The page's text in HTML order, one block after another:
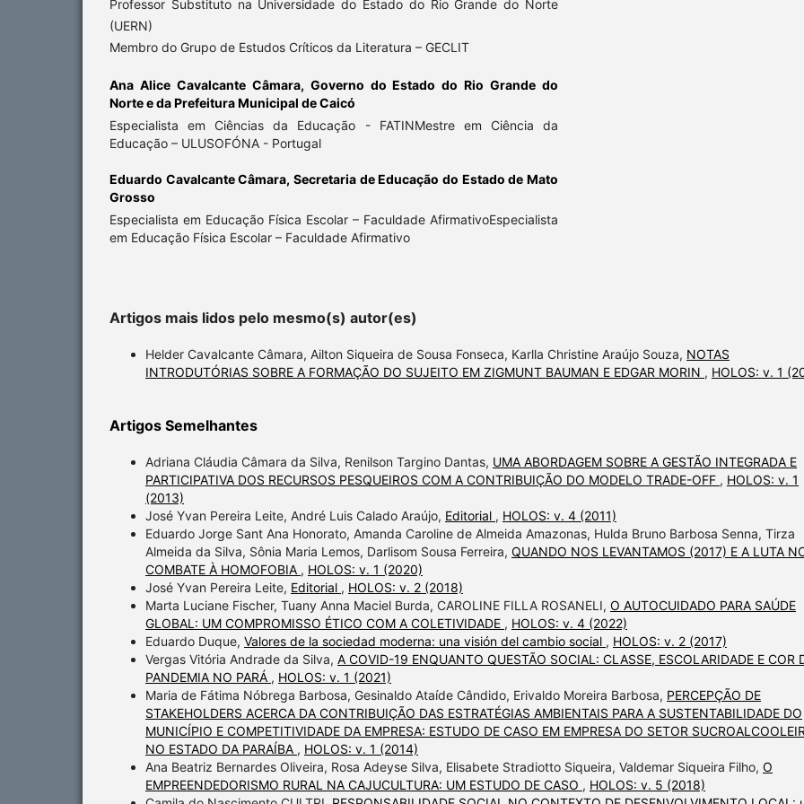
Professor Substituto na Universidade do Estado do Rio Grande do Norte
(UERN)
Membro do Grupo de Estudos Críticos da Literatura – GECLIT
Ana Alice Cavalcante Câmara, Governo do Estado do Rio Grande do
Norte e da Prefeitura Municipal de Caicó
Especialista em Ciências da Educação - FATINMestre em Ciência da
Educação – ULUSOFÓNA - Portugal
Eduardo Cavalcante Câmara, Secretaria de Educação do Estado de Mato
Grosso
Especialista em Educação Física Escolar – Faculdade AfirmativoEspecialista
em Educação Física Escolar – Faculdade Afirmativo
Artigos mais lidos pelo mesmo(s) autor(es)
Helder Cavalcante Câmara, Ailton Siqueira de Sousa Fonseca, Karlla Christine Araújo Souza, NOTAS
INTRODUTÓRIAS SOBRE A FORMAÇÃO DO SUJEITO EM ZIGMUNT BAUMAN E EDGAR MORIN , HOLOS: v. 1
Artigos Semelhantes
Adriana Cláudia Câmara da Silva, Renilson Targino Dantas, UMA ABORDAGEM SOBRE A GESTÃO INTEGRADA E
PARTICIPATIVA DOS RECURSOS PESQUEIROS COM A CONTRIBUIÇÃO DO MODELO TRADE-OFF , HOLOS: v. 1
(2013)
José Yvan Pereira Leite, André Luis Calado Araújo, Editorial , HOLOS: v. 4 (2011)
Eduardo Jorge Sant Ana Honorato, Amanda Caroline de Almeida Amazonas, Hulda Bruno Barbosa Senna, Tirza
Almeida da Silva, Sônia Maria Lemos, Darlisom Sousa Ferreira, QUANDO NOS LEVANTAMOS (2017) E A LUTA
COMBATE À HOMOFOBIA , HOLOS: v. 1 (2020)
José Yvan Pereira Leite, Editorial , HOLOS: v. 2 (2018)
Marta Luciane Fischer, Tuany Anna Maciel Burda, CAROLINE FILLA ROSANELI, O AUTOCUIDADO PARA SAÚDE
GLOBAL: UM COMPROMISSO ÉTICO COM A COLETIVIDADE , HOLOS: v. 4 (2022)
Eduardo Duque, Valores de la sociedad moderna: una visión del cambio social , HOLOS: v. 2 (2017)
Vergas Vitória Andrade da Silva, A COVID-19 ENQUANTO QUESTÃO SOCIAL: CLASSE, ESCOLARIDADE E COR
PANDEMIA NO PARÁ , HOLOS: v. 1 (2021)
Maria de Fátima Nóbrega Barbosa, Gesinaldo Ataíde Cândido, Erivaldo Moreira Barbosa, PERCEPÇÃO DE
STAKEHOLDERS ACERCA DA CONTRIBUIÇÃO DAS ESTRATÉGIAS AMBIENTAIS PARA A SUSTENTABILIDADE DO
MUNICÍPIO E COMPETITIVIDADE DA EMPRESA: ESTUDO DE CASO EM EMPRESA DO SETOR
NO ESTADO DA PARAÍBA , HOLOS: v. 1 (2014)
Ana Beatriz Bernardes Oliveira, Rosa Adeyse Silva, Elisabete Stradiotto Siqueira, Valdemar Siqueira Filho, O
EMPREENDEDORISMO RURAL NA CAJUCULTURA: UM ESTUDO DE CASO , HOLOS: v. 5 (2018)